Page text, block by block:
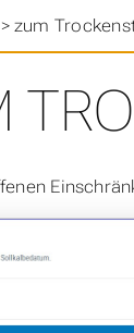
>zum